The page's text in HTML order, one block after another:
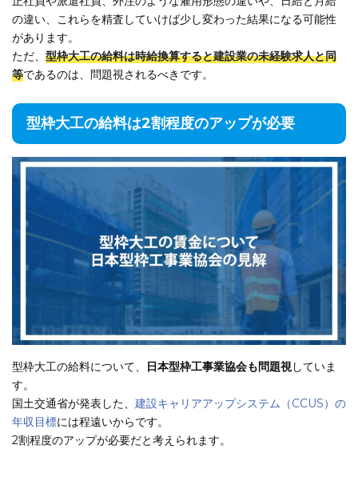
の違い、これらを精査していけば少し変わった結果になる可能性
があります。
ただ、 型枠大工の給料は時給換算すると建設業の未経験求人と同
等であるのは、問題視されるべきです。
型枠大工の給料は2割程度のアップが必要
型枠大工の給料について、 日本型枠工事業協会も問題視していま
す。
国土交通省が発表した、 建設キャリアアップシステム（CCUS）の
年収目標には程遠いからです。
2割程度のアップが必要だと考えられます。